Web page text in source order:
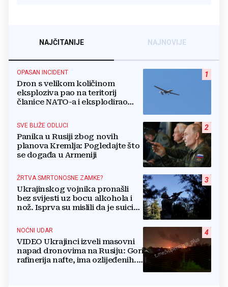
NAJČITANIJE NAJNOVIJE
1
OPASAN INCIDENT
Dron s velikom količinom
eksploziva pao na teritorij
članice NATO-a i eksplodirao
2
SVE BLIŽE ODLUCI
Panika u Rusiji zbog novih
planova Kremlja: Pogledajte što
se događa u Armeniji
3
ŽRTVA SMRTONOSNE ZAMKE?
Ukrajinskog vojnika pronašli
bez svijesti uz bocu alkohola i
nož. Isprva su mislili da je suicid,
4
NOĆNI UDAR
VIDEO Ukrajinci izveli masovni
napad dronovima na Rusiju: Gori
rafinerija nafte, ima ozlijeđenih.